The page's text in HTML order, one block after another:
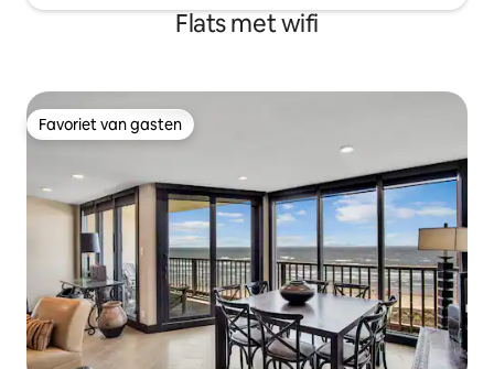
Flats met wifi
Favoriet van gasten
Favoriet van gasten